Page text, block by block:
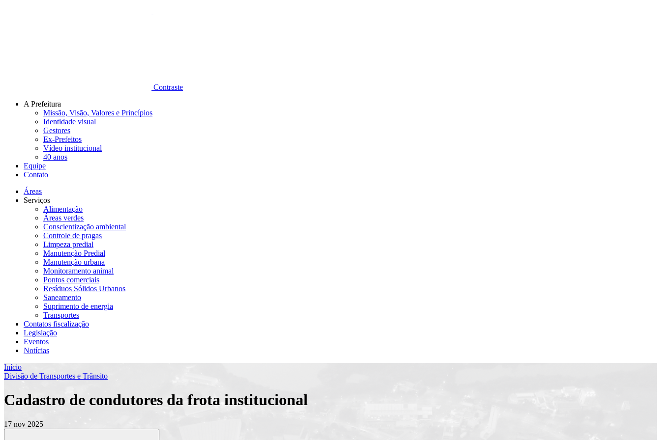
Contraste
A Prefeitura
Missão, Visão, Valores e Princípios
Identidade visual
Gestores
Ex-Prefeitos
Vídeo institucional
40 anos
Equipe
Contato
Áreas
Serviços
Alimentação
Áreas verdes
Conscientização ambiental
Controle de pragas
Limpeza predial
Manutenção Predial
Manutenção urbana
Monitoramento animal
Pontos comerciais
Resíduos Sólidos Urbanos
Saneamento
Suprimento de energia
Transportes
Contatos fiscalização
Legislação
Eventos
Notícias
Início
Divisão de Transportes e Trânsito
Cadastro de condutores da frota institucional
17 nov 2025